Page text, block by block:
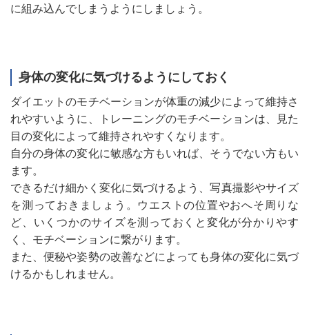
に組み込んでしまうようにしましょう。
身体の変化に気づけるようにしておく
ダイエットのモチベーションが体重の減少によって維持さ
れやすいように、トレーニングのモチベーションは、見た
目の変化によって維持されやすくなります。
自分の身体の変化に敏感な方もいれば、そうでない方もい
ます。
できるだけ細かく変化に気づけるよう、写真撮影やサイズ
を測っておきましょう。ウエストの位置やおへそ周りな
ど、いくつかのサイズを測っておくと変化が分かりやす
く、モチベーションに繋がります。
また、便秘や姿勢の改善などによっても身体の変化に気づ
けるかもしれません。